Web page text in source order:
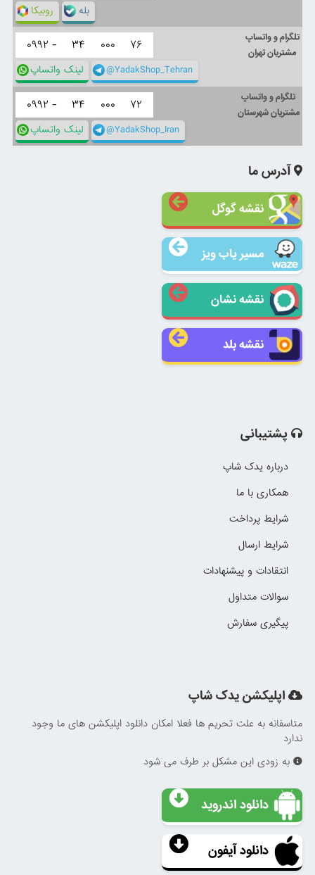
روبیکا بله
تلگرام و واتساپ
مشتریان تهران
۰۹۹۲ - ۳۴ ۰۰۰ ۷۶
لینک واتساپ @YadakShop_Tehran
تلگرام و واتساپ
مشتریان شهرستان
۰۹۹۲ - ۳۴ ۰۰۰ ۷۲
لینک واتساپ @YadakShop_Iran
آدرس ما
نقشه گوگل
مسیر یاب ویز
نقشه نشان
نقشه بلد
پشتیبانی
درباره یدک شاپ
همکاری با ما
شرایط پرداخت
شرایط ارسال
انتقادات و پیشنهادات
سوالات متداول
پیگیری سفارش
اپلیکشن یدک شاپ
متاسفانه به علت تحریم ها فعلا امکان دانلود اپلیکشن های ما وجود
ندارد
به زودی این مشکل بر طرف می شود
دانلود اندروید
دانلود آیفون